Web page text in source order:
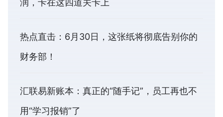
润，卡在这四道关卡上
热点直击：6月30日，这张纸将彻底告别你的
财务部！
汇联易新账本：真正的“随手记”，员工再也不
用“学习报销”了